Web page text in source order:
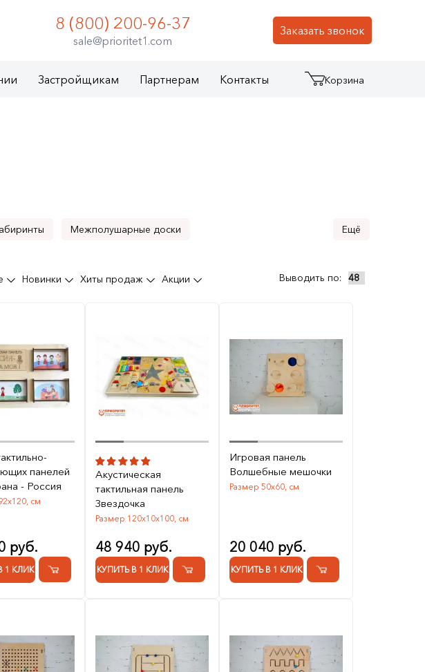
Заказать звонок
8 (800) 200-96-37
sale@prioritet1.com
Застройщикам Партнерам Контакты Корзина
Межполушарные доски
Комплексные настенные решения
Новинки Хиты продаж Акции Выводить по:
панелей
- Россия
см
руб.
1 КЛИК
Акустическая
тактильная панель
Звездочка
Размер 120х10х100, см
48 940 руб.
КУПИТЬ В 1 КЛИК
Игровая панель
Волшебные мешочки
Размер 50х60, см
20 040 руб.
КУПИТЬ В 1 КЛИК